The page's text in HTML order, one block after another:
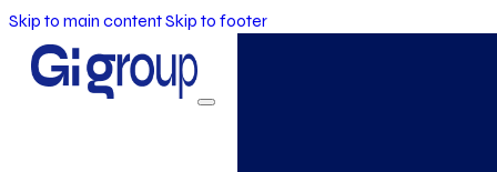
Skip to main contentSkip to footer